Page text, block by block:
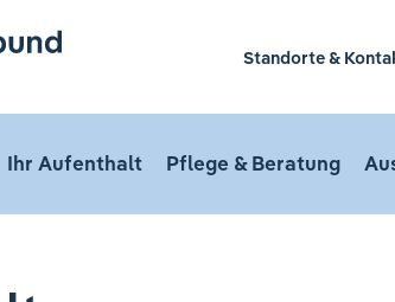
Standorte &
Ihr Aufenthalt Pflege & Beratung